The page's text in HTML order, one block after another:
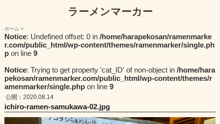
ラーメンマーカー
ホーム
Notice: Undefined offset: 0 in /home/harapekosan/ramenmarke
r.com/public_html/wp-content/themes/ramenmarker/single.ph
pon line 9
Notice: Trying to get property 'cat_ID' of non-object in /home/hara
pekosan/ramenmarker.com/public_html/wp-content/themes/r
amenmarker/single.phpon line 9
公開：2020.08.14
ichiro-ramen-samukawa-02.jpg